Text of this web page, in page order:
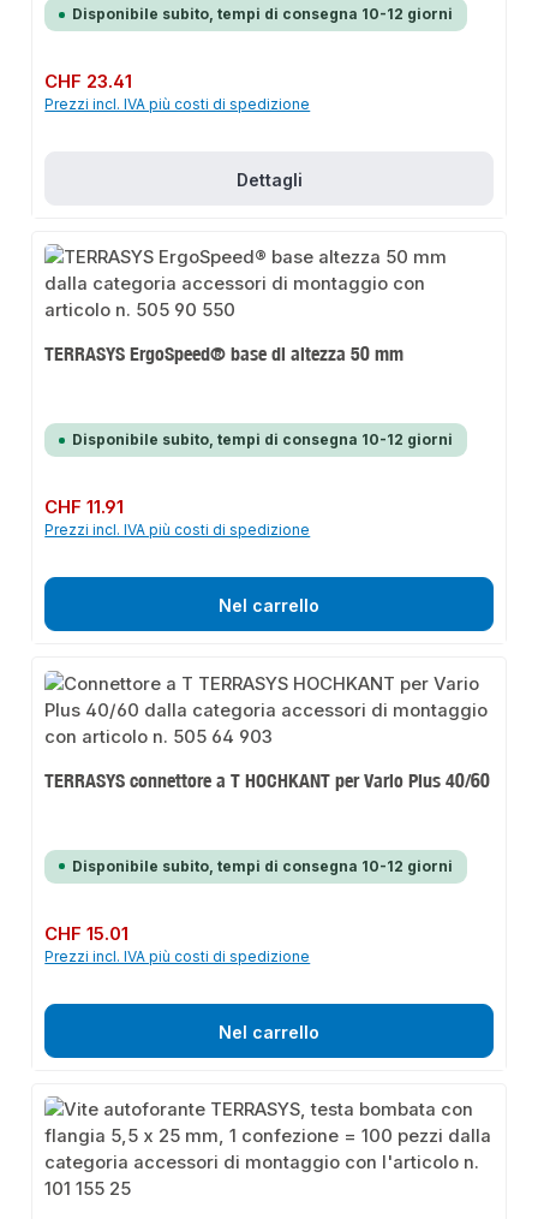
Disponibile subito, tempi di consegna 10-12 giorni
Prezzo normale:
CHF 23.41
Prezzi incl. IVA più costi di spedizione
Dettagli
TERRASYS ErgoSpeed® base di altezza 50 mm
Disponibile subito, tempi di consegna 10-12 giorni
Prezzo normale:
CHF 11.91
Prezzi incl. IVA più costi di spedizione
Nel carrello
TERRASYS connettore a T HOCHKANT per Vario Plus 40/60
Disponibile subito, tempi di consegna 10-12 giorni
Prezzo normale:
CHF 15.01
Prezzi incl. IVA più costi di spedizione
Nel carrello